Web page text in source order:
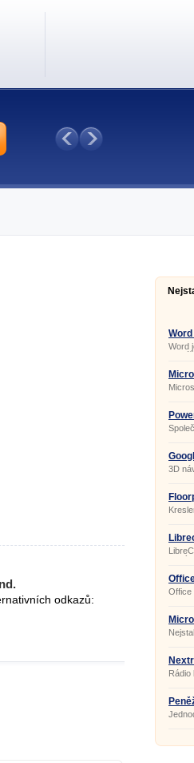
odkazů:
Word
které
3D
který
platíte
Office
Rádio